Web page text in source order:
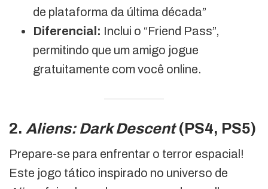
de plataforma da última década”
Diferencial: Inclui o “Friend Pass”,
permitindo que um amigo jogue
gratuitamente com você online.
2. Aliens: Dark Descent(PS4, PS5)
Prepare-se para enfrentar o terror espacial!
Este jogo tático inspirado no universo de